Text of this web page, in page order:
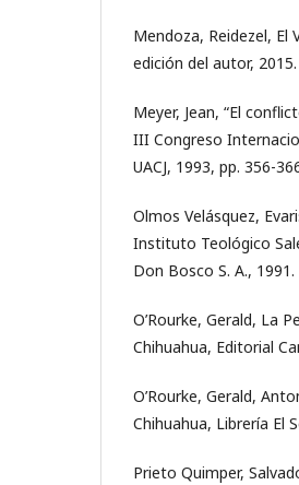
Mendoza, Reidezel, El
edición del autor, 2015.
Meyer, Jean, “El
III Congreso
UACJ, 1993, pp. 356-
Olmos Velásquez,
Instituto Teológico
Don Bosco S. A., 1991.
O’Rourke, Gerald, La
Chihuahua, Editorial
O’Rourke, Gerald,
Chihuahua, Librería El
Prieto Quimper,